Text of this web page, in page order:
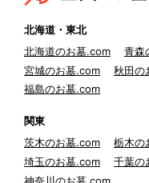
北海道・東北
北海道のお墓.com
青森
宮城のお墓.com
秋田の
福島のお墓.com
関東
茨木のお墓.com
栃木の
埼玉のお墓.com
千葉の
神奈川のお墓.com